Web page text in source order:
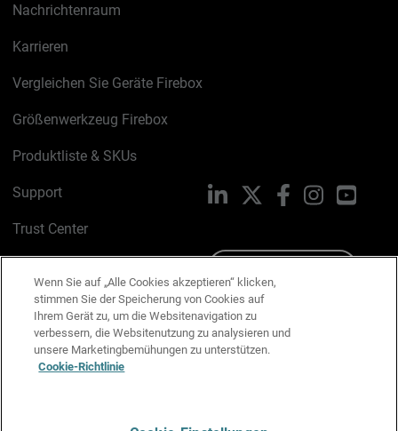
Nachrichtenraum
Karrieren
Vergleichen Sie Geräte Firebox
Größenwerkzeug Firebox
Produktliste & SKUs
Support
Trust Center
Cookie-Richtlinie
Datenschutzrichtlinie
Media & Brand Kit
LinkedIn FacebookInstagram
Wenn Sie auf „Alle Cookies akzeptieren“ klicken,
stimmen Sie der Speicherung von Cookies auf
Ihrem Gerät zu, um die Websitenavigation zu
verbessern, die Websitenutzung zu analysieren und
unsere Marketingbemühungen zu unterstützen.
Cookie-Richtlinie